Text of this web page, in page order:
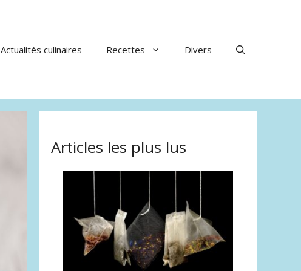
Actualités culinaires Recettes Divers
Articles les plus lus